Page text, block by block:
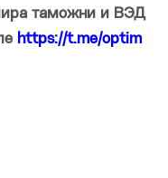
таможни и ВЭД
https://t.me/optim